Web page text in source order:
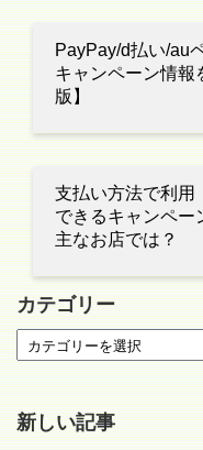
PayPay/d払い/au
キャンペーン情報
版】
支払い方法で利用
できるキャンペー
主なお店では？
カテゴリー
新しい記事